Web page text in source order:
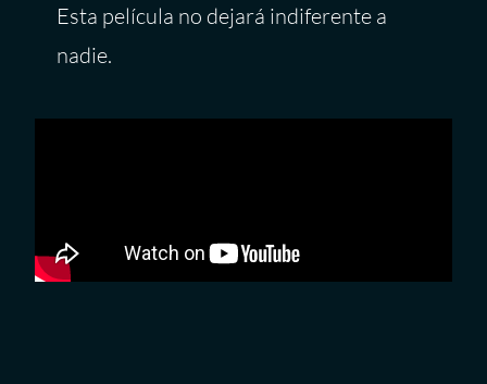
Esta película no dejará indiferente a
nadie.